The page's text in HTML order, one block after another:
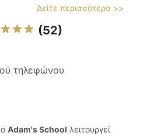
Δείτε περισσότερα >>
(52)
τηλεφώνου
Adam's School λειτουργεί